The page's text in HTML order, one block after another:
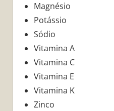
Magnésio
Potássio
Sódio
Vitamina A
Vitamina C
Vitamina E
Vitamina K
Zinco